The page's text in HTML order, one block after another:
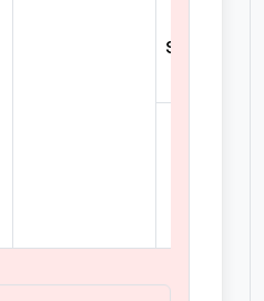
singulier